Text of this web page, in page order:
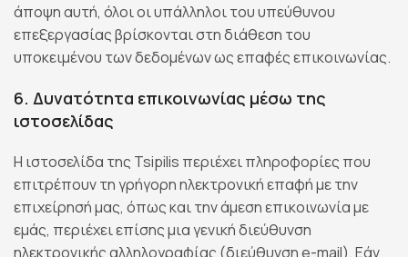
άποψη αυτή, όλοι οι υπάλληλοι του υπεύθυνου
επεξεργασίας βρίσκονται στη διάθεση του
υποκειμένου των δεδομένων ως επαφές επικοινωνίας.
6. Δυνατότητα επικοινωνίας μέσω της
ιστοσελίδας
Η ιστοσελίδα της Tsipilis περιέχει πληροφορίες που
επιτρέπουν τη γρήγορη ηλεκτρονική επαφή με την
επιχείρησή μας, όπως και την άμεση επικοινωνία με
εμάς, περιέχει επίσης μια γενική διεύθυνση
ηλεκτρονικής αλληλογραφίας (διεύθυνση e-mail). Εάν